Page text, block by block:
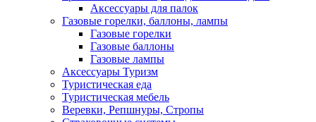
Аксессуары для палок
Газовые горелки, баллоны, лампы
Газовые горелки
Газовые баллоны
Газовые лампы
Аксессуары Туризм
Туристическая еда
Туристическая мебель
Веревки, Репшнуры, Стропы